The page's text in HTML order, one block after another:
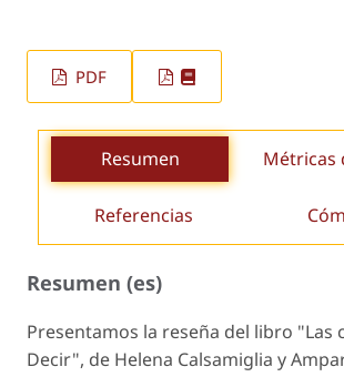
PDF
Resumen Métricas
Referencias
Resumen (es)
Presentamos la reseña del libro "Las
Decir", de Helena Calsamiglia y